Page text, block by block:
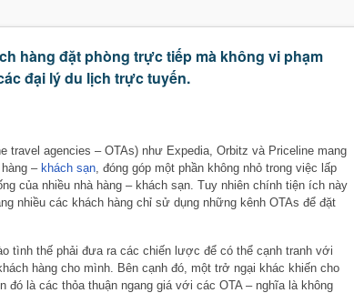
hàng đặt phòng trực tiếp mà không vi phạm
đại lý du lịch trực tuyến.
travel agencies – OTAs) như Expedia, Orbitz và Priceline mang
– khách sạn, đóng góp một phần không nhỏ trong việc lấp
của nhiều nhà hàng – khách sạn. Tuy nhiên chính tiện ích này
nhiều các khách hàng chỉ sử dụng những kênh OTAs để đặt
tình thế phải đưa ra các chiến lược để có thể cạnh tranh với
hàng cho mình. Bên cạnh đó, một trở ngại khác khiến cho
đó là các thỏa thuận ngang giá với các OTA – nghĩa là không